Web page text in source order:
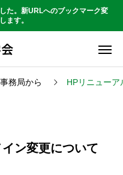
た。新URLへのブックマーク変
ます。
事務局から HPリニュー
ン変更について